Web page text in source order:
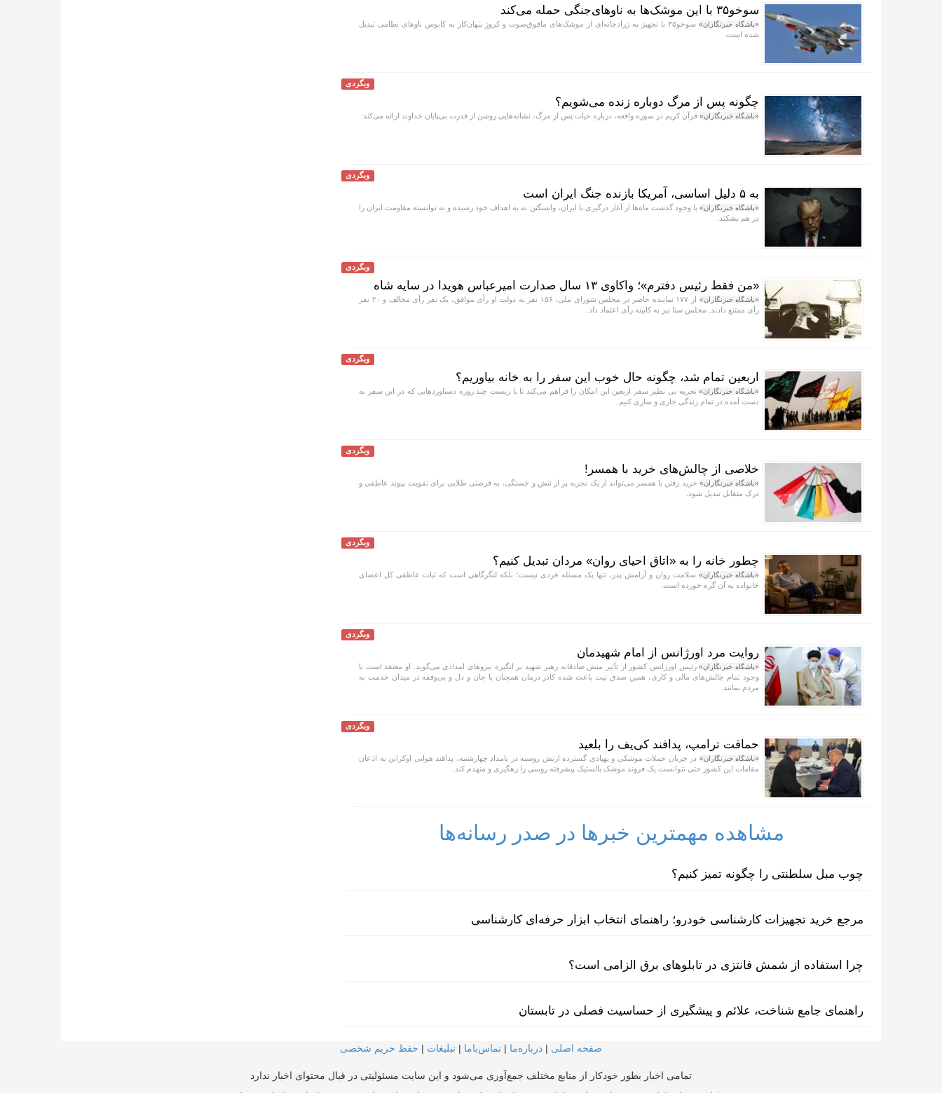
سوخو۳۵ با این موشک‌ها به ناوهای‌جنگی حمله می‌کند
«باشگاه خبرنگاران»
سوخو۳۵ با تجهیز به زرادخانه‌ای از موشک‌های مافوق‌صوت و کروزِ پنهان‌کار به کابوس ناو‌های نظامی تبدیل
شده است.
وبگردی
چگونه پس از مرگ دوباره زنده می‌شویم؟
«باشگاه خبرنگاران» قرآن کریم در سوره واقعه، درباره حیات پس از مرگ، نشانه‌هایی روشن از قدرت بی‌پایان خداوند ارائه می‌کند.
وبگردی
به ۵ دلیل اساسی، آمریکا بازنده جنگ ایران است
«باشگاه خبرنگاران» با وجود گذشت ماه‌ها از آغاز درگیری با ایران، واشنگتن نه به اهداف خود رسیده و نه توانسته مقاومت ایران را
در هم بشکند.
وبگردی
«من فقط رئیس دفترم»؛ واکاوی ۱۳ سال صدارت امیرعباس هویدا در سایه شاه
«باشگاه خبرنگاران»
از ۱۷۷ نماینده حاضر در مجلس شورای ملی، ۱۵۶ نفر به دولت او رأی موافق، یک نفر رأی مخالف و ۲۰ نفر
رأی ممتنع دادند. مجلس سنا نیز به کابینه رأی اعتماد داد.
وبگردی
اربعین تمام شد، چگونه حال خوب این سفر را به خانه بیاوریم؟
«باشگاه خبرنگاران»تجربه بی نظیر سفر اربعین این امکان را فراهم می‌کند تا با زیست چند روزه دستاورد‌هایی که در این سفر به
دست آمده در تمام زندگی جاری و ساری کنیم.
وبگردی
خلاصی از چالش‌های خرید با همسر!
«باشگاه خبرنگاران» خرید رفتن با همسر می‌تواند از یک تجربه پر از تنش و خستگی، به فرصتی طلایی برای تقویت پیوند عاطفی و
درک متقابل تبدیل شود.
وبگردی
چطور خانه را به «اتاق احیای روان» مردان تبدیل کنیم؟
«باشگاه خبرنگاران» سلامت روان و آرامش پدر، تنها یک مسئله فردی نیست؛ بلکه لنگرگاهی است که ثبات عاطفی کل اعضای
خانواده به آن گره خورده است.
وبگردی
روایت مرد اورژانس از امام شهیدمان
«باشگاه خبرنگاران»رئیس اورژانس کشور از تأثیر منش صادقانه رهبر شهید بر انگیزه نیرو‌های امدادی می‌گوید. او معتقد است با
وجود تمام چالش‌های مالی و کاری، همین صدق نیت باعث شده کادر درمان همچنان با جان و دل و بی‌وقفه در میدان خدمت به
مردم بمانند.
وبگردی
حماقت ترامپ، پدافند کی‌یف را بلعید
«باشگاه خبرنگاران» در جریان حملات موشکی و پهپادی گسترده ارتش روسیه در بامداد چهارشنبه، پدافند هوایی اوکراین به اذعان
مقامات این کشور حتی نتوانست یک فروند موشک بالستیک پیشرفته روسی را رهگیری و منهدم کند.
مشاهده مهمترین خبرها در صدر رسانه‌ها
چوب مبل سلطنتی را چگونه تمیز کنیم؟
مرجع خرید تجهیزات کارشناسی خودرو؛ راهنمای انتخاب ابزار حرفه‌ای کارشناسی
چرا استفاده از شمش فانتزی در تابلوهای برق الزامی است؟
راهنمای جامع شناخت، علائم و پیشگیری از حساسیت فصلی در تابستان
صفحه اصلی | درباره‌ما | تماس‌با‌ما | تبلیغات | حفظ حریم شخصی
تمامی اخبار بطور خودکار از منابع مختلف جمع‌آوری می‌شود و این سایت مسئولیتی در قبال محتوای اخبار ندارد